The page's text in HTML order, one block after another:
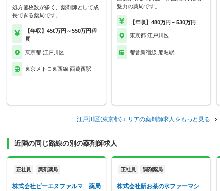
処方箋枚数が多く、薬剤師として成
長できる薬局です。
【年収】450万円～550万円程
度
東京都 江戸川区
東京メトロ東西線 西葛西駅
魅力の薬局です。
【年収】480万円～530万円
東京都 江戸川区
都営新宿線 船堀駅
江戸川区(東京都)エリアの薬剤師求人をもっと見る
近隣の同じ路線の別の薬剤師求人
正社員 調剤薬局
株式会社ビーエヌファルマ 薬局
正社員 調剤薬局
株式会社新お茶の水ファーマシ